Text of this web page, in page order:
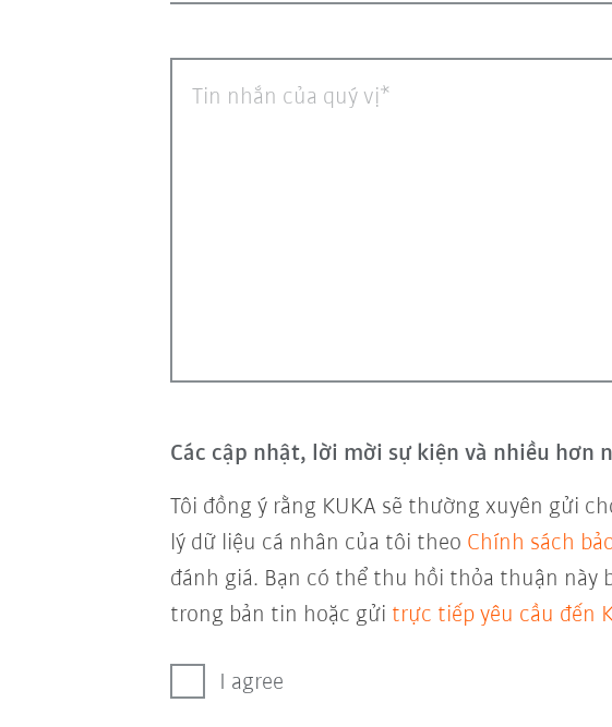
Tin nhắn của quý vị
Các cập nhật, lời mời sự kiện và nhiều hơn
Tôi đồng ý rằng KUKA sẽ thường xuyên gửi
lý dữ liệu cá nhân của tôi theo Chính sách
đánh giá. Bạn có thể thu hồi thỏa thuận này
trong bản tin hoặc gửi trực tiếp yêu cầu đến
I agree